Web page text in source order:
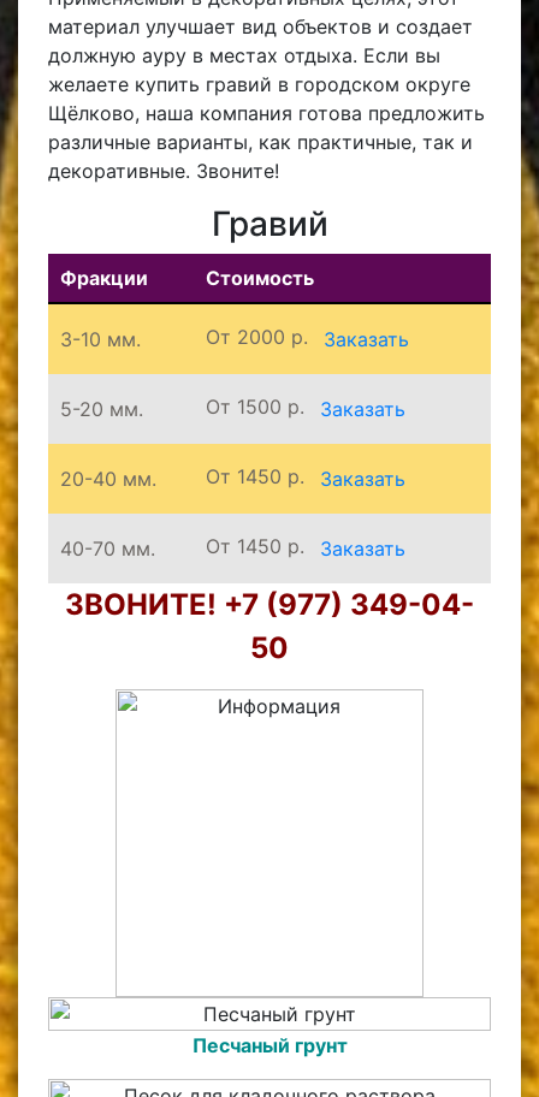
материал улучшает вид объектов и создает
должную ауру в местах отдыха. Если вы
желаете купить гравий в городском округе
Щёлково, наша компания готова предложить
различные варианты, как практичные, так и
декоративные. Звоните!
Гравий
Фракции Стоимость
3-10 мм. От 2000 р. Заказать
5-20 мм. От 1500 р. Заказать
20-40 мм. От 1450 р. Заказать
40-70 мм. От 1450 р. Заказать
ЗВОНИТЕ! +7 (977) 349-04-
50
Песчаный грунт